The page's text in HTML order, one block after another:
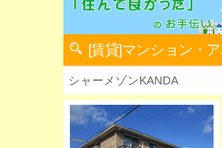
[賃貸]マンション・
シャーメゾンKANDA